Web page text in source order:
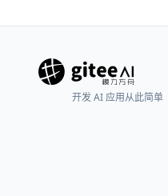
开发 AI 应用从此简单